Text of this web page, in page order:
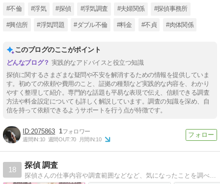
#不倫 #浮気 #探偵 #浮気調査 #夫婦関係 #探偵事務所
#興信所 #浮気問題 #ダブル不倫 #料金 #不貞 #肉体関係
このブログのここがポイント
実践的なアドバイスと役立つ知識
探偵に関するさまざまな疑問や不安を解消するための情報を提供していま
す。初めての依頼や費用のこと、証拠の種類など実践的な内容を、わかり
やすく整理して紹介。専門的な話題も平易な表現で伝え、信頼できる調査
方法や料金設定についても詳しく解説しています。調査の知識を深め、自
信を持って依頼できるようサポートを行う点が特徴です。
2075863 1
週間IN:10 週間OUT:70 月間IN:10
18
探偵 調査
探偵さんの仕事内容や調査範囲などなど、気になったことを調べてまとめていきます。